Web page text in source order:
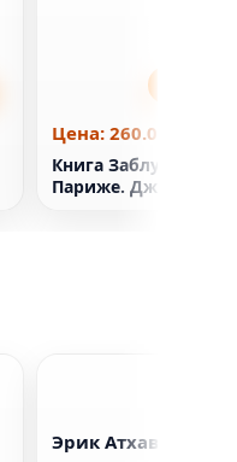
Цена: 260.00 UAH
Книга Заблудились
Париже. Джейн
Эрик Атхавале